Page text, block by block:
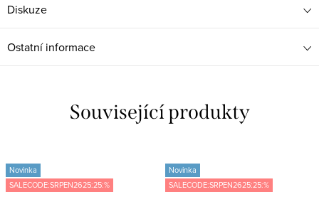
Diskuze
Ostatní informace
Související produkty
Novinka
SALECODE:SRPEN2625:25:%
Novinka
SALECODE:SRPEN2625:25:%